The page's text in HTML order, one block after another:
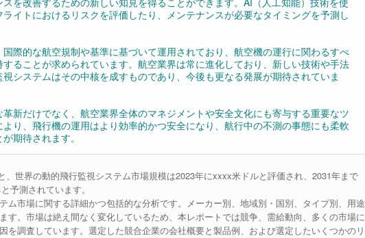
イトにおけるリスクを評価したり、メンテナンスが必要なタイミングを予測し
際的な航空規制や基準に基づいて運用されており、航空機の運行に関わるすべ
ることが求められています。航空業界は常に進化しており、新しい技術や手法
システムはその中核を成すものであり、今後も更なる発展が期待されていま
新だけでなく、航空業界全体のマネジメントや安全文化にも寄与する重要なツ
り、飛行機の運用はより効率的かつ安全になり、航行中の不測の事態にも柔軟
期待されます。
、世界の動的飛行監視システム市場規模は2023年にxxxx米ドルと評価され、2031年まで
予測されています。
ム市場に関する詳細かつ包括的な分析です。メーカー別、地域別・国別、タイプ別、用途
す。市場は絶え間なく変化しているため、本レポートでは競争、需給動向、多くの市場に
を調査しています。選定した競合企業の会社概要と製品例、および選定したいくつかのリ